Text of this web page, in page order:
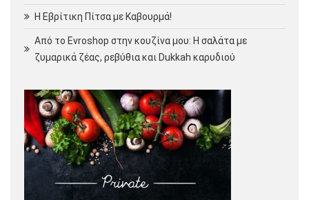
Η Εβρίτικη Πίτσα με Καβουρμά!
Από το Evroshop στην κουζίνα μου: Η σαλάτα με
ζυμαρικά ζέας, ρεβύθια και Dukkah καρυδιού